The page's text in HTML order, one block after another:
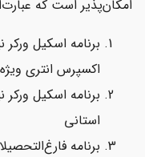
امکان‌پذیر است که
برنامه اسکیل ورکر
اکسپرس انتری
برنامه اسکیل ورکر
استانی
برنامه